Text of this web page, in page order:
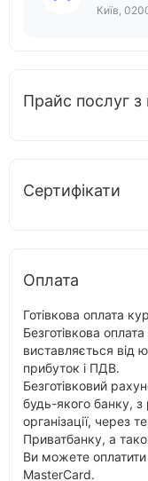
Київ,
Прайс послуг з
Сертифікати
Оплата
Готівкова оплата
Безготівкова
виставляється від
прибуток і ПДВ.
Безготівковий
будь-якого банку,
організації, через
Приватбанку, а
Ви можете
MasterCard.